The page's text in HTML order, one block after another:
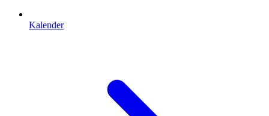
Kalender